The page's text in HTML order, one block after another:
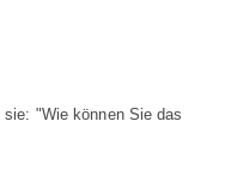
"Wie können Sie das